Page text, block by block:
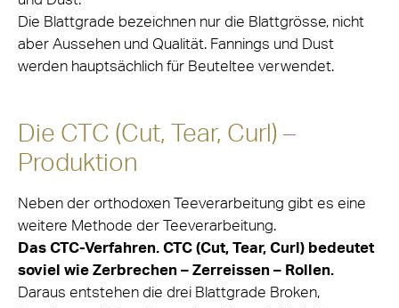
Die Blattgrade bezeichnen nur die Blattgrösse, nicht
aber Aussehen und Qualität. Fannings und Dust
werden hauptsächlich für Beuteltee verwendet.
Die CTC (Cut, Tear, Curl) –
Produktion
Neben der orthodoxen Teeverarbeitung gibt es eine
weitere Methode der Teeverarbeitung.
Das CTC-Verfahren. CTC (Cut, Tear, Curl) bedeutet
soviel wie Zerbrechen – Zerreissen – Rollen.
Daraus entstehen die drei Blattgrade Broken,